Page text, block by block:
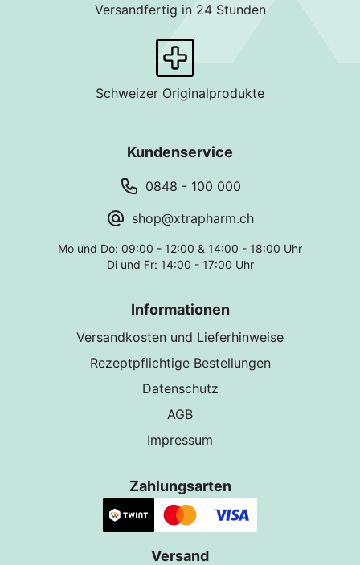
Versandfertig in 24 Stunden
Schweizer Originalprodukte
Kundenservice
0848 - 100 000
shop@xtrapharm.ch
Mo und Do: 09:00 - 12:00 & 14:00 - 18:00 Uhr
Di und Fr: 14:00 - 17:00 Uhr
Informationen
Versandkosten und Lieferhinweise
Rezeptpflichtige Bestellungen
Datenschutz
AGB
Impressum
Zahlungsarten
Versand